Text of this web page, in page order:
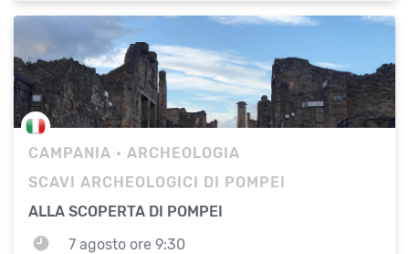
CAMPANIA • ARCHEOLOGIA
SCAVI ARCHEOLOGICI DI POMPEI
ALLA SCOPERTA DI POMPEI
7 agosto ore 9:30